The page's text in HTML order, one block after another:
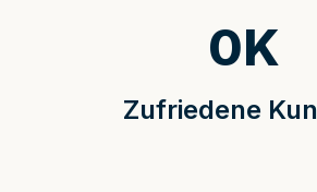
Zufriedene
0K